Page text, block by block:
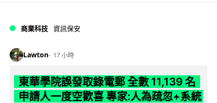
商業科技 資訊保安
Lawton 17 小時
東華學院誤發取錄電郵 全數 11,139 名
申請人一度空歡喜 專家:人為疏忽+系統